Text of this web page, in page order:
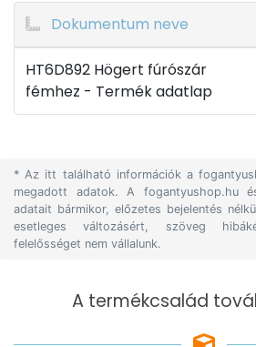
Dokumentum neve
HT6D892 Högert fúrószár
fémhez - Termék adatlap
* Az itt található információk a
megadott adatok. A fogantyushop.hu
adatait bármikor, előzetes bejelentés
esetleges változásért, szöveg
felelősséget nem vállalunk.
A termékcsalád